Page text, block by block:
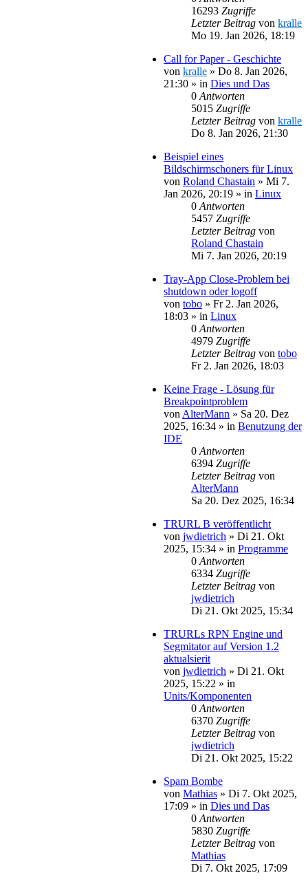
16293 Zugriffe
Letzter Beitrag von kralle
Mo 19. Jan 2026, 18:19
Call for Paper - Geschichte
von kralle » Do 8. Jan 2026,
21:30 » in Dies und Das
0 Antworten
5015 Zugriffe
Letzter Beitrag von kralle
Do 8. Jan 2026, 21:30
Beispiel eines
Bildschirmschoners für Linux
von Roland Chastain » Mi 7.
Jan 2026, 20:19 » in Linux
0 Antworten
5457 Zugriffe
Letzter Beitrag von
Roland Chastain
Mi 7. Jan 2026, 20:19
Tray-App Close-Problem bei
shutdown oder logoff
von tobo » Fr 2. Jan 2026,
18:03 » in Linux
0 Antworten
4979 Zugriffe
Letzter Beitrag von tobo
Fr 2. Jan 2026, 18:03
Keine Frage - Lösung für
Breakpointproblem
von AlterMann » Sa 20. Dez
2025, 16:34 » in Benutzung der
IDE
0 Antworten
6394 Zugriffe
Letzter Beitrag von
AlterMann
Sa 20. Dez 2025, 16:34
TRURL B veröffentlicht
von jwdietrich » Di 21. Okt
2025, 15:34 » in Programme
0 Antworten
6334 Zugriffe
Letzter Beitrag von
jwdietrich
Di 21. Okt 2025, 15:34
TRURLs RPN Engine und
Segmitator auf Version 1.2
aktualsierit
von jwdietrich » Di 21. Okt
2025, 15:22 » in
Units/Komponenten
0 Antworten
6370 Zugriffe
Letzter Beitrag von
jwdietrich
Di 21. Okt 2025, 15:22
Spam Bombe
von Mathias » Di 7. Okt 2025,
17:09 » in Dies und Das
0 Antworten
5830 Zugriffe
Letzter Beitrag von
Mathias
Di 7. Okt 2025, 17:09